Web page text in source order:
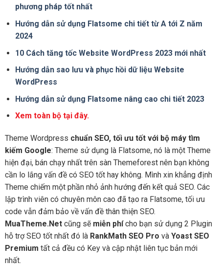
phương pháp tốt nhất
Hướng dẫn sử dụng Flatsome chi tiết từ A tới Z năm
2024
10 Cách tăng tốc Website WordPress 2023 mới nhất
Hướng dẫn sao lưu và phục hồi dữ liệu Website
WordPress
Hướng dẫn sử dụng Flatsome nâng cao chi tiết 2023
Xem toàn bộ tại đây.
Theme Wordpress chuẩn SEO, tối ưu tốt với bộ máy tìm
kiếm Google: Theme sử dụng là Flatsome, nó là một Theme
hiện đại, bán chạy nhất trên sàn Themeforest nên bạn không
cần lo lắng vấn đề có SEO tốt hay không. Mình xin khẳng định
Theme chiếm một phần nhỏ ảnh hướng đến kết quả SEO. Các
lập trình viên có chuyên môn cao đã tạo ra Flatsome, tối ưu
code vẫn đảm bảo về vấn đề thân thiện SEO.
MuaTheme.Net cũng sẽ miễn phícho bạn sử dụng 2 Plugin
hỗ trợ SEO tốt nhất đó là RankMath SEO Pro và Yoast SEO
Premium tất cả đều có Key và cập nhật liên tục bản mới
nhất.